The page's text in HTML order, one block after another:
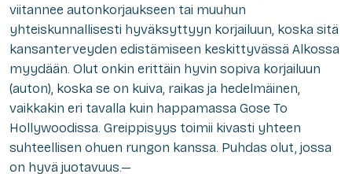
viitannee autonkorjaukseen tai muuhun
yhteiskunnallisesti hyväksyttyyn korjailuun, koska sitä
kansanterveyden edistämiseen keskittyvässä Alkossa
myydään. Olut onkin erittäin hyvin sopiva korjailuun
(auton), koska se on kuiva, raikas ja hedelmäinen,
vaikkakin eri tavalla kuin happamassa Gose To
Hollywoodissa. Greippisyys toimii kivasti yhteen
suhteellisen ohuen rungon kanssa. Puhdas olut, jossa
on hyvä juotavuus.—